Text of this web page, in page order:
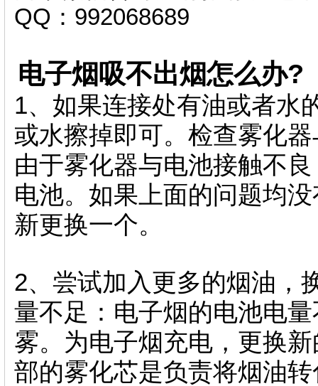
QQ：992068689
电子烟吸不出烟怎么办?
1、如果连接处有油或者水
或水擦掉即可。检查雾化
由于雾化器与电池接触不
电池。如果上面的问题均
新更换一个。
2、尝试加入更多的烟油，
量不足：电子烟的电池电
雾。为电子烟充电，更换
部的雾化芯是负责将烟油